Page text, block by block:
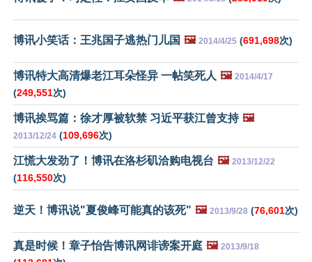
博讯小笑话：王兆国子逃热门儿国 🖼️ 2014/4/25 (691,698次)
博讯特大高清爆老江耳朵怪异 一帖笑死人 🖼️ 2014/4/17
(249,551次)
博讯挨骂篇：徐才厚被软禁 习近平获江曾支持 🖼️
2013/12/24 (109,696次)
江慌大发劲了！博讯在洛杉矶洽购电视台 🖼️ 2013/12/22
(116,550次)
逆天！博讯说"夏俊峰可能真的该死" 🖼️ 2013/9/28 (76,601次)
真是时候！章子怡告博讯网诽谤案开庭 🖼️ 2013/9/18